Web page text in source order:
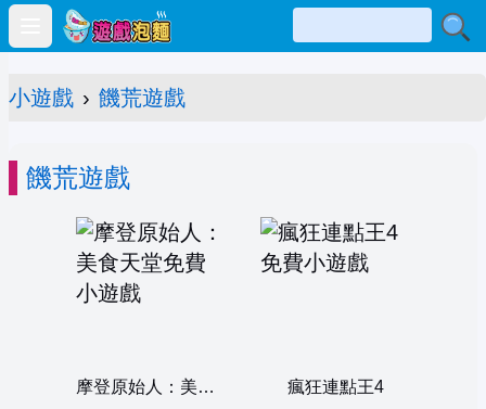
Open main menu
小遊戲 › 饑荒遊戲
饑荒遊戲
摩登原始人：美食天堂 瘋狂連點王4